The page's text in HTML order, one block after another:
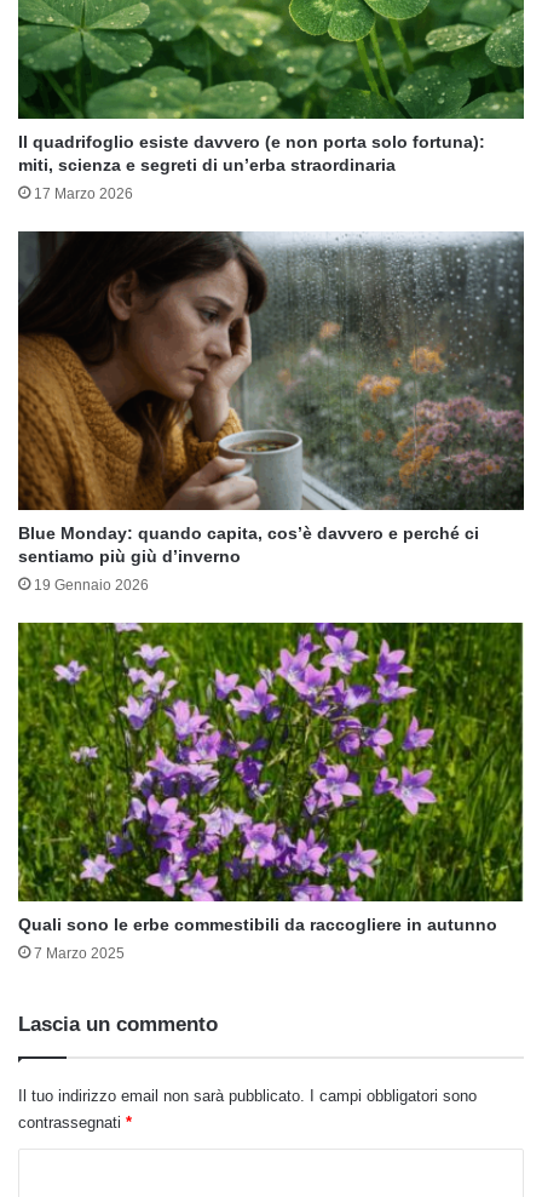
Il quadrifoglio esiste davvero (e non porta solo fortuna):
miti, scienza e segreti di un’erba straordinaria
17 Marzo 2026
Blue Monday: quando capita, cos’è davvero e perché ci
sentiamo più giù d’inverno
19 Gennaio 2026
Quali sono le erbe commestibili da raccogliere in autunno
7 Marzo 2025
Lascia un commento
Il tuo indirizzo email non sarà pubblicato.
I campi obbligatori sono
contrassegnati *